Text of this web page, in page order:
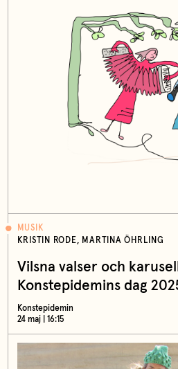
MUSIK
KRISTIN RODE, MARTINA ÖHRLING
Vilsna valser och
Konstepidemins dag
Konstepidemin
24 maj | 16:15